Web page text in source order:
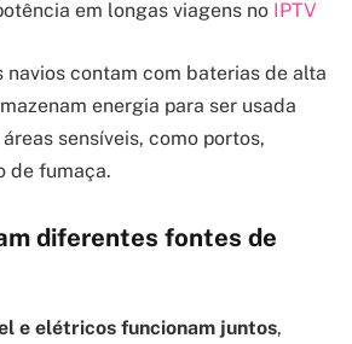
em longas viagens no IPTV
navios contam com baterias de alta
energia para ser usada
sensíveis, como portos,
de fumaça.
diferentes fontes de
e elétricos funcionam juntos,